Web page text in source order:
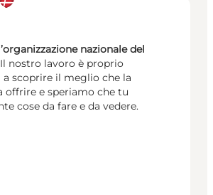
nazionale del
Il nostro lavoro è proprio
scoprire il meglio che la
offrire e speriamo che tu
cose da fare e da vedere.